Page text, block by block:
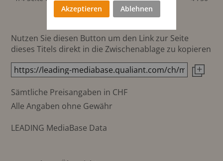
Nutzen Sie diesen Button um den Link zur Seite
dieses Titels direkt in die Zwischenablage zu kopieren
Sämtliche Preisangaben in CHF
Alle Angaben ohne Gewähr
LEADING MediaBase Data
Akzeptieren Ablehnen